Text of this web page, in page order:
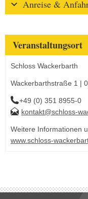
Anreise &
Veranstaltungsort
Schloss Wackerbarth
Wackerbarthstraße 1 |
+49 (0) 351 8955-0
kontakt@schloss-
Weitere Informationen
www.schloss-